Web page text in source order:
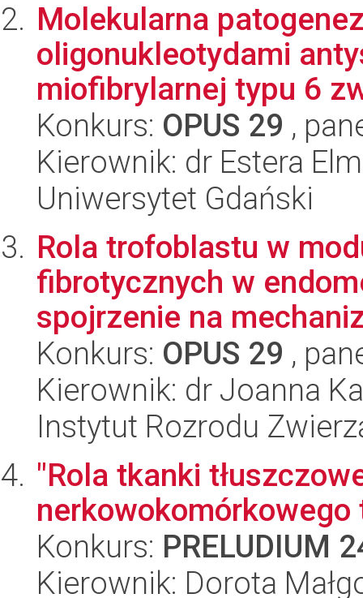
Molekularna
oligonukleotydami
miofibrylarnej typu 6
Konkurs: OPUS 29 ,
Kierownik: dr Estera
Uniwersytet Gdański
Rola trofoblastu w
fibrotycznych w
spojrzenie na
Konkurs: OPUS 29 ,
Kierownik: dr Joanna
Instytut Rozrodu
"Rola tkanki
Konkurs: PRELUDIUM
Kierownik: Dorota